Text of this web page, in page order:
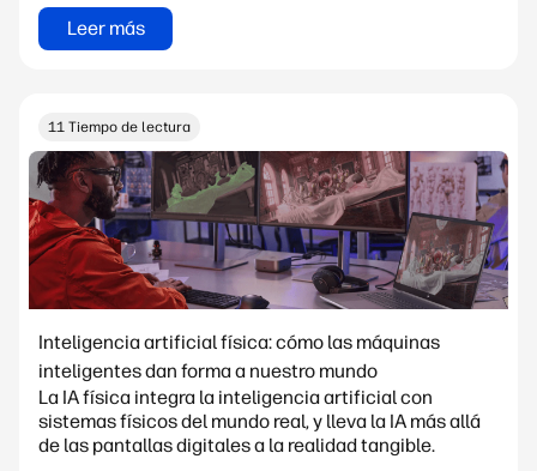
Leer más
11 Tiempo de lectura
Inteligencia artificial física: cómo las máquinas
inteligentes dan forma a nuestro mundo
La IA física integra la inteligencia artificial con
sistemas físicos del mundo real, y lleva la IA más allá
de las pantallas digitales a la realidad tangible.